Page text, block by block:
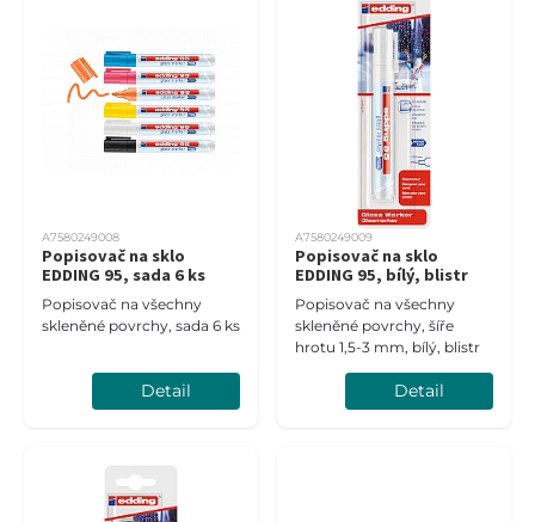
A7580249008
Popisovač na sklo
EDDING 95, sada 6 ks
Popisovač na všechny
skleněné povrchy, sada 6 ks
Detail
A7580249009
Popisovač na sklo
EDDING 95, bílý, blistr
Popisovač na všechny
skleněné povrchy, šíře
hrotu 1,5-3 mm, bílý, blistr
Detail